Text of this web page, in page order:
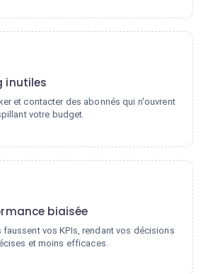
inutiles
et contacter des abonnés qui n'ouvrent
votre budget.
biaisée
vos KPIs, rendant vos décisions
et moins efficaces.